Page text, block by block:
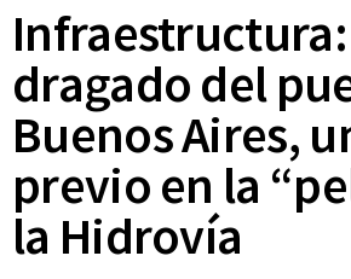
dragado del
Buenos Aires,
previo en la
la Hidrovía